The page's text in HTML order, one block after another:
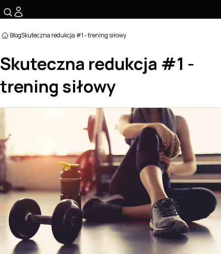
BlogSkuteczna redukcja #1 - trening siłowy
Skuteczna redukcja #1 -
trening siłowy